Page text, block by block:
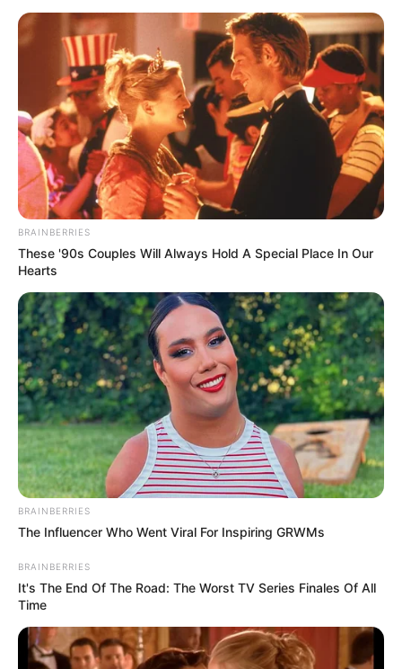
BRAINBERRIES
These '90s Couples Will Always Hold A Special Place In Our
Hearts
BRAINBERRIES
The Influencer Who Went Viral For Inspiring GRWMs
BRAINBERRIES
It's The End Of The Road: The Worst TV Series Finales Of All
Time